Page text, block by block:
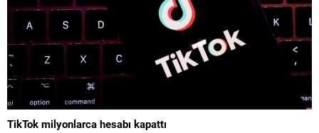
TikTok milyonlarca hesabı kapattı